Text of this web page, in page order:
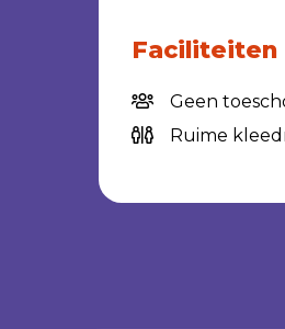
Faciliteiten
Geen
Ruime